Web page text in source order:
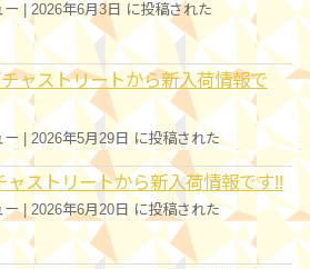
ー| 2026年6月3日 に投稿された
ャストリートから新入荷情報で
ー 2026年5月29日 に投稿された
ャストリートから新入荷情報です!!
ー| 2026年6月20日 に投稿された